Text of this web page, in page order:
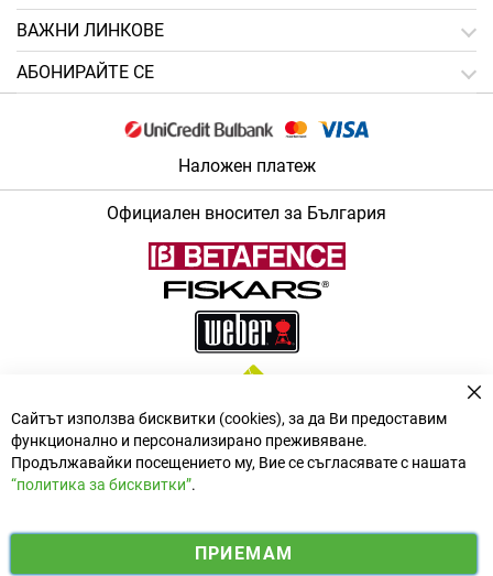
ВАЖНИ ЛИНКОВЕ
АБОНИРАЙТЕ СЕ
Наложен платеж
Официален вносител за България
f
i
n
y
o
Електронен магазин
Сайтът използва бисквитки (cookies), за да Ви предоставим
функционално и персонализирано преживяване.
Продължавайки посещението му, Вие се съгласявате с нашата
“политика за бисквитки”.
ПРИЕМАМ